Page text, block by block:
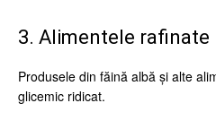
3. Alimentele rafinate
Produsele din făină albă și alte
glicemic ridicat.